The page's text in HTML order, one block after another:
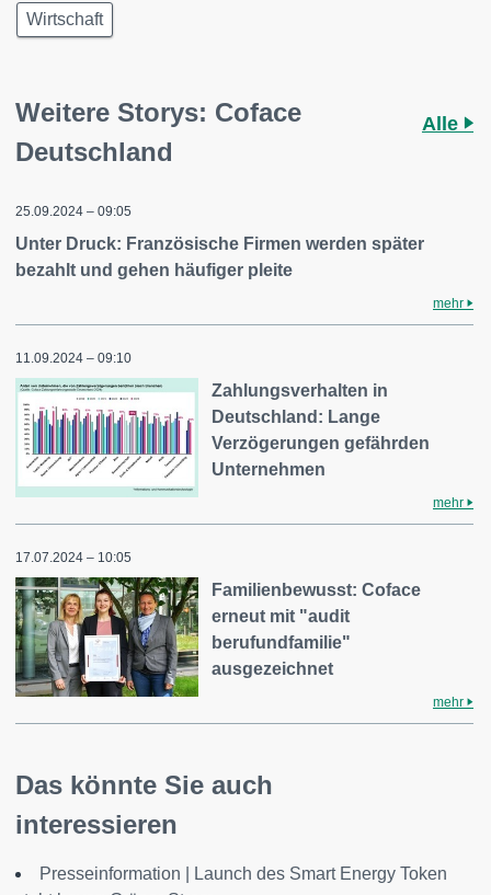
Wirtschaft
Weitere Storys: Coface
Deutschland
Alle
25.09.2024 – 09:05
Unter Druck: Französische Firmen werden später
bezahlt und gehen häufiger pleite
mehr
11.09.2024 – 09:10
Zahlungsverhalten in
Deutschland: Lange
Verzögerungen gefährden
Unternehmen
mehr
17.07.2024 – 10:05
Familienbewusst: Coface
erneut mit "audit
berufundfamilie"
ausgezeichnet
mehr
Das könnte Sie auch
interessieren
Presseinformation | Launch des Smart Energy Token